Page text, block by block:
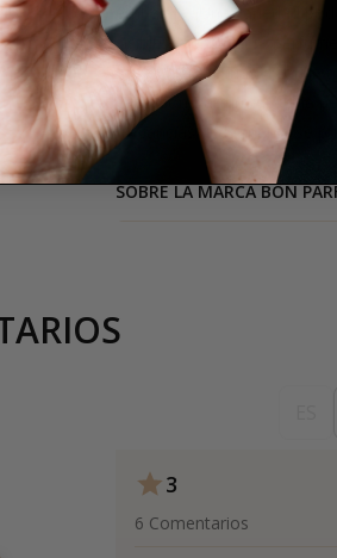
embalaje.
¡Una variedad
visible en el nombre:
cosas bien hechas y con la
casa Bon Parfumeur.
Una
fragancias de la marca se
SOBRE LA MARCA BON
3
6 Comentarios